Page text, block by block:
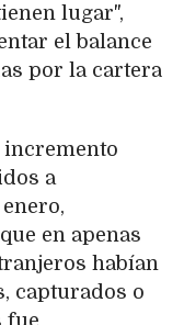
lugar",
el balance
por la cartera
a
en apenas
habían
capturados o
fue